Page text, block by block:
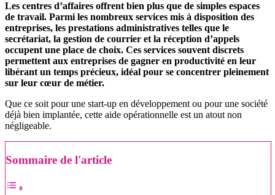
Les centres d’affaires offrent bien plus que de simples espaces
de travail. Parmi les nombreux services mis à disposition des
entreprises, les prestations administratives telles que le
secrétariat, la gestion de courrier et la réception d’appels
occupent une place de choix. Ces services souvent discrets
permettent aux entreprises de gagner en productivité en leur
libérant un temps précieux, idéal pour se concentrer pleinement
sur leur cœur de métier.
Que ce soit pour une start-up en développement ou pour une société
déjà bien implantée, cette aide opérationnelle est un atout non
négligeable.
Sommaire de l'article